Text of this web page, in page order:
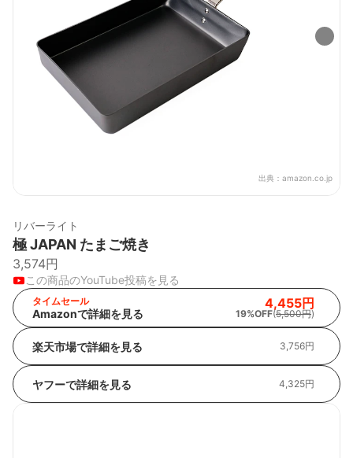
出典： amazon.co.jp
リバーライト
極 JAPAN たまご焼き
3,574円
この商品のYouTube投稿を見る
タイムセール
Amazonで詳細を見る
4,455円
19%OFF(5,500円)
楽天市場で詳細を見る 3,756円
ヤフーで詳細を見る 4,325円